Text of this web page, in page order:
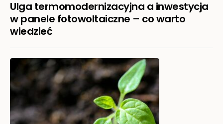
Ulga termomodernizacyjna a inwestycja
w panele fotowoltaiczne – co warto
wiedzieć